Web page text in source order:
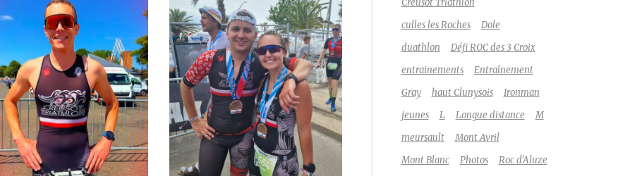
Creusot Triathlon
culles les Roches
Dole
duathlon
Défi ROC des 3 Croix
entrainements
Entraînement
Gray
haut Clunysois
Ironman
jeunes
L Longue distance
M
meursault
Mont Avril
Mont Blanc
Photos
Roc d'Aluze